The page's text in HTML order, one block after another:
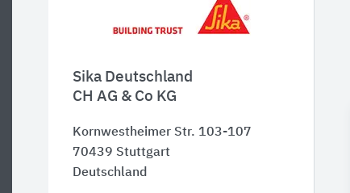
Sika Deutschland
CH AG & Co KG
Kornwestheimer Str. 103-107
70439 Stuttgart
Deutschland